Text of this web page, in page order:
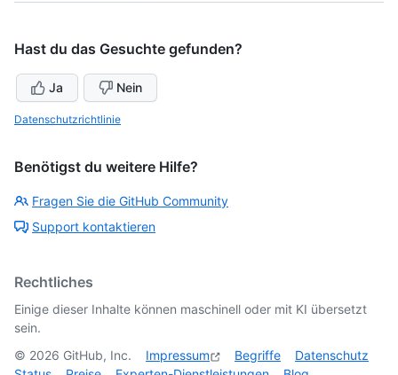
Hast du das Gesuchte gefunden?
Ja Nein
Datenschutzrichtlinie
Benötigst du weitere Hilfe?
Fragen Sie die GitHub Community
Support kontaktieren
Rechtliches
Einige dieser Inhalte können maschinell oder mit KI übersetzt
sein.
© 2026 GitHub, Inc. Impressum Begriffe
Datenschutz